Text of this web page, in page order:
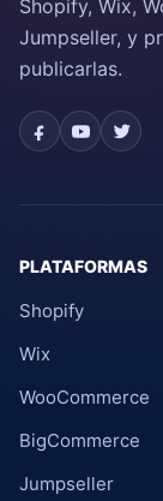
Shopify, Wix,
Jumpseller, y
publicarlas.
PLATAFORMAS
Shopify
Wix
WooCommerce
BigCommerce
Jumpseller